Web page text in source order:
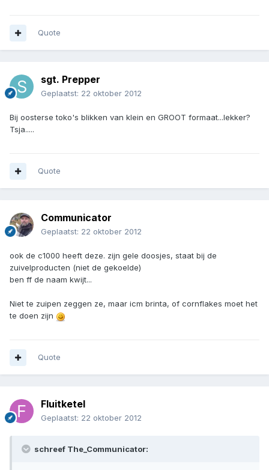
Quote
sgt. Prepper
Geplaatst: 22 oktober 2012
Bij oosterse toko's blikken van klein en GROOT formaat...lekker?
Tsja.....
Quote
Communicator
Geplaatst: 22 oktober 2012
ook de c1000 heeft deze. zijn gele doosjes, staat bij de
zuivelproducten (niet de gekoelde)
ben ff de naam kwijt...
Niet te zuipen zeggen ze, maar icm brinta, of cornflakes moet het
te doen zijn
Quote
Fluitketel
Geplaatst: 22 oktober 2012
schreef The_Communicator: